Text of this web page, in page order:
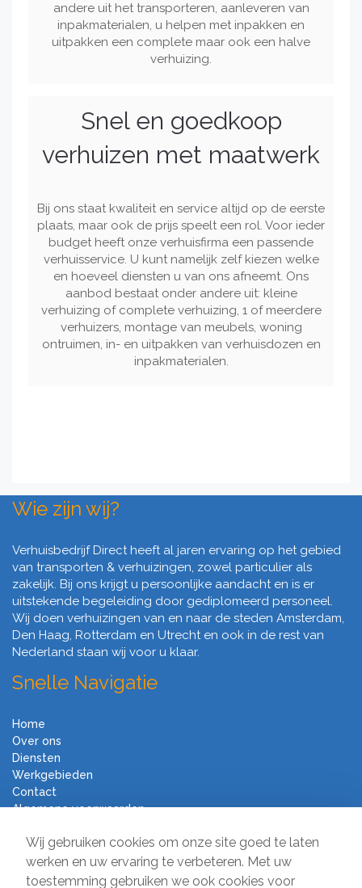
Wij gebruiken cookies om onze site goed te laten
werken en uw ervaring te verbeteren. Met uw
toestemming gebruiken we ook cookies voor
andere uit het transporteren, aanleveren van
inpakmaterialen, u helpen met inpakken en
uitpakken een complete maar ook een halve
verhuizing.
Snel en goedkoop
verhuizen met maatwerk
Bij ons staat kwaliteit en service altijd op de eerste
plaats, maar ook de prijs speelt een rol. Voor ieder
budget heeft onze verhuisfirma een passende
verhuisservice. U kunt namelijk zelf kiezen welke
en hoeveel diensten u van ons afneemt. Ons
aanbod bestaat onder andere uit: kleine
verhuizing of complete verhuizing, 1 of meerdere
verhuizers, montage van meubels, woning
ontruimen, in- en uitpakken van verhuisdozen en
inpakmaterialen.
Wie zijn wij?
Verhuisbedrijf Direct heeft al jaren ervaring op het gebied
van transporten & verhuizingen, zowel particulier als
zakelijk. Bij ons krijgt u persoonlijke aandacht en is er
uitstekende begeleiding door gediplomeerd personeel.
Wij doen verhuizingen van en naar de steden Amsterdam,
Den Haag, Rotterdam en Utrecht en ook in de rest van
Nederland staan wij voor u klaar.
Snelle Navigatie
Home
Over ons
Diensten
Werkgebieden
Contact
Algemene voorwaarden
Verhuisbedrijf Direct
Sir Winston Churchilllaan 231